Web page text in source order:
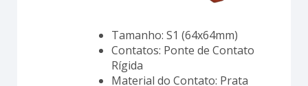
Tamanho: S1 (64x64mm)
Contatos: Ponte de Contato
Rígida
Material do Contato: Prata